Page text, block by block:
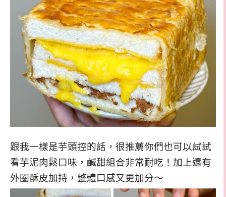
跟我一樣是芋頭控的話，很推薦你們也可以試試
看芋泥肉鬆口味，鹹甜組合非常耐吃！加上還有
外圈酥皮加持，整體口感又更加分～